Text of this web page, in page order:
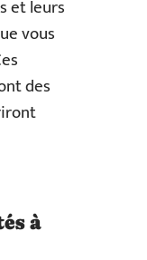
et leurs
vous
des
à